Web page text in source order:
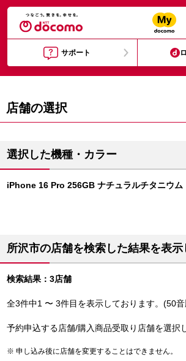
サポート
店舗の選択
選択した機種・カラー
iPhone 16 Pro 256GB ナチュラルチタニウム
所沢市の店舗を検索した結果を表
検索結果：3店舗
全3件中1 〜 3件目を表示しております。(50音
予約申込する店舗/購入商品受取り店舗を選択
申し込み後に店舗を変更することはできません。